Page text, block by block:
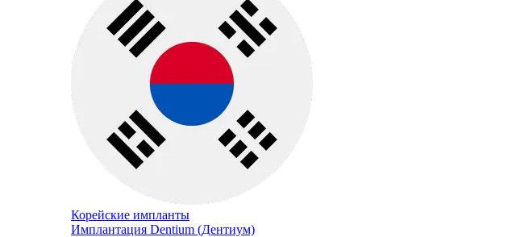
Корейские импланты
Имплантация Dentium (Дентиум)